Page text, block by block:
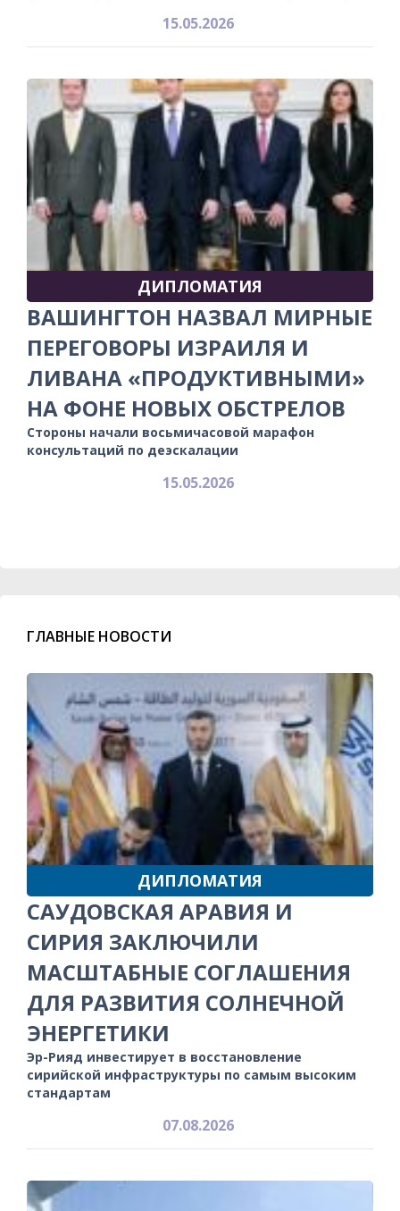
15.05.2026
ДИПЛОМАТИЯ
ВАШИНГТОН НАЗВАЛ МИРНЫЕ
ПЕРЕГОВОРЫ ИЗРАИЛЯ И
ЛИВАНА «ПРОДУКТИВНЫМИ»
НА ФОНЕ НОВЫХ ОБСТРЕЛОВ
Стороны начали восьмичасовой марафон
консультаций по деэскалации
15.05.2026
ГЛАВНЫЕ НОВОСТИ
ДИПЛОМАТИЯ
САУДОВСКАЯ АРАВИЯ И
СИРИЯ ЗАКЛЮЧИЛИ
МАСШТАБНЫЕ СОГЛАШЕНИЯ
ДЛЯ РАЗВИТИЯ СОЛНЕЧНОЙ
ЭНЕРГЕТИКИ
Эр-Рияд инвестирует в восстановление
сирийской инфраструктуры по самым высоким
стандартам
07.08.2026